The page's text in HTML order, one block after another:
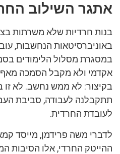
אתגר השילוב
בנות חרדיות שלא משרתות
באוניברסיטאות הנחשבות,
במסגרת מסלול הלימודים
אקדמי ולא מקבל הסמכה מאף
בקיצור: לא ממש נחשב. לא
תתקבלנה לעבודה, סביבת
לעובדת החרדית.
לדברי משה פרידמן, מייסד
ההייטק החרדי, אלו הסיבות